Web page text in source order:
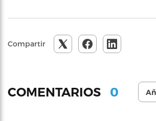
Compartir
COMENTARIOS 0